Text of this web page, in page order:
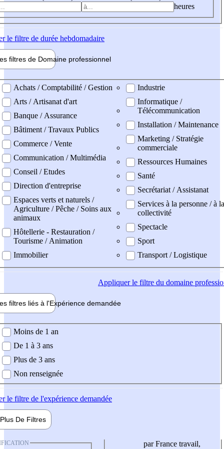
heures
le filtre de durée hebdomadaire
filtres de Domaine professionnel
professionel
Achats / Comptabilité / Gestion
Arts / Artisanat d'art
Banque / Assurance
Bâtiment / Travaux Publics
Commerce / Vente
Communication / Multimédia
Conseil / Etudes
Direction d'entreprise
Espaces verts et naturels /
Agriculture / Pêche / Soins aux
animaux
Hôtellerie - Restauration /
Tourisme / Animation
Immobilier
Industrie
Informatique /
Télécommunication
Installation / Maintenance
Marketing / Stratégie
commerciale
Ressources Humaines
Santé
Secrétariat / Assistanat
Services à la personne / à la
collectivité
Spectacle
Sport
Transport / Logistique
Appliquerle filtre du domaine
filtres liés à l'Expérience demandée
demandée
Moins de 1 an
De 1 à 3 ans
Plus de 3 ans
Non renseignée
le filtre de l'expérience demandée
Plus De Filtres
par France travail,